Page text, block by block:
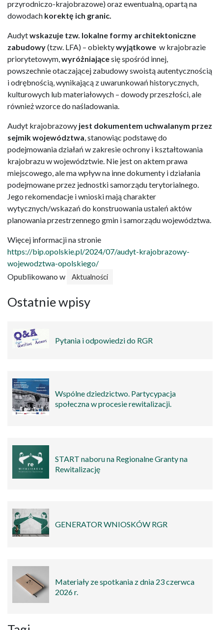
przyrodniczo-krajobrazowe) oraz ewentualną, opartą na
dowodach korektę ich granic.
Audytwskazuje tzw. lokalne formy architektoniczne
zabudowy(tzw. LFA) – obiektywyjątkowe w krajobrazie
priorytetowym,wyróżniającesię spośród innej,
powszechnie otaczającej zabudowy swoistą autentycznością
i odrębnością, wynikającą z uwarunkowań historycznych,
kulturowych lub materiałowych – dowody przeszłości, ale
również wzorce do naśladowania.
Audyt krajobrazowy jest dokumentem uchwalanym przez
sejmik województwa, stanowiąc podstawę do
podejmowania działań w zakresie ochrony i kształtowania
krajobrazu w województwie. Nie jest on aktem prawa
miejscowego, ale ma wpływ na inne dokumenty i działania
podejmowane przez jednostki samorządu terytorialnego.
Jego rekomendacje i wnioski mają charakter
wytycznych/wskazań do konstruowania ustaleń aktów
planowania przestrzennego gmin i samorządu województwa.
Więcej informacji na stronie
https://bip.opolskie.pl/2024/07/audyt-krajobrazowy-
wojewodztwa-opolskiego/
Opublikowano w
Aktualności
Ostatnie wpisy
Pytania i odpowiedzi do RGR
Wspólne dziedzictwo. Partycypacja
społeczna w procesie rewitalizacji.
START naboru na Regionalne Granty na
Rewitalizację
GENERATOR WNIOSKÓW RGR
Materiały ze spotkania z dnia 23 czerwca
2026 r.